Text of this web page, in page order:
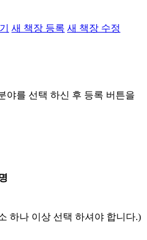
새 책장 등록 새 책장 수정
야를 선택 하신 후 등록 버튼을
하나 이상 선택 하셔야 합니다.)